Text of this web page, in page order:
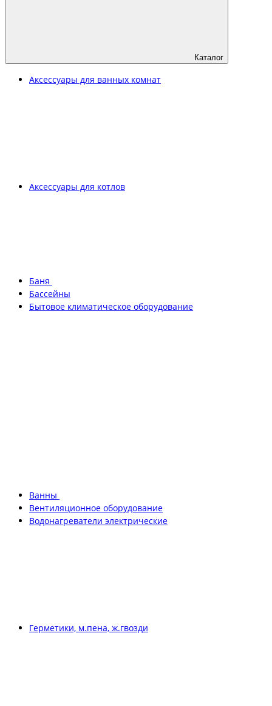
Каталог
Аксессуары для ванных комнат
Аксессуары для котлов
Баня
Бассейны
Бытовое климатическое оборудование
Ванны
Вентиляционное оборудование
Водонагреватели электрические
Герметики, м.пена, ж.гвозди